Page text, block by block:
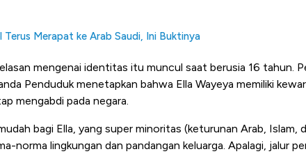
Terus Merapat ke Arab Saudi, Ini Buktinya
mengenai identitas itu muncul saat berusia 16 tahun.
Penduduk menetapkan bahwa Ella Wayeya memiliki
mengabdi pada negara.
bagi Ella, yang super minoritas (keturunan Arab, Islam,
norma lingkungan dan pandangan keluarga. Apalagi, jalur